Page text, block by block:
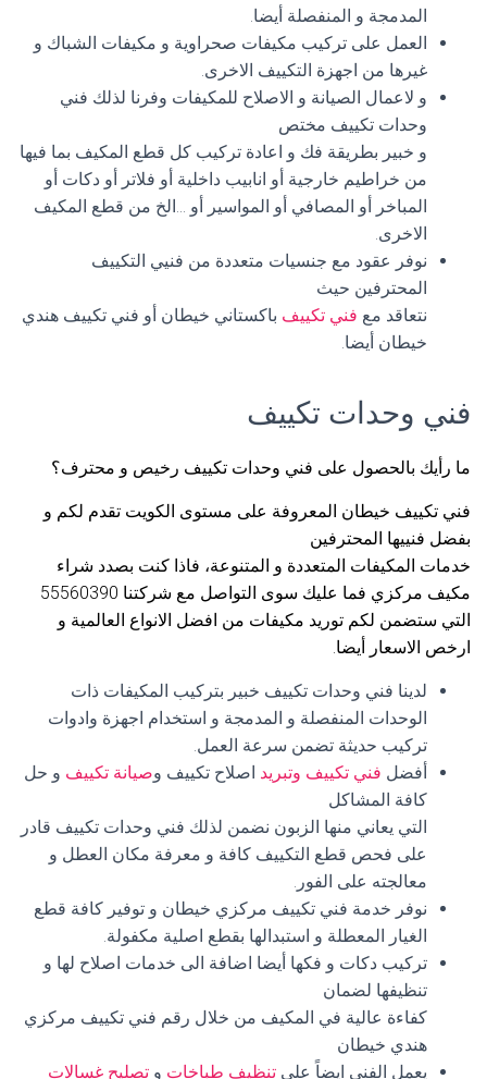
المدمجة و المنفصلة أيضا.
العمل على تركيب مكيفات صحراوية و مكيفات الشباك و
غيرها من اجهزة التكييف الاخرى.
و لاعمال الصيانة و الاصلاح للمكيفات وفرنا لذلك فني
وحدات تكييف مختص
و خبير بطريقة فك و اعادة تركيب كل قطع المكيف بما فيها
من خراطيم خارجية أو انابيب داخلية أو فلاتر أو دكات أو
المباخر أو المصافي أو المواسير أو …الخ من قطع المكيف
الاخرى.
نوفر عقود مع جنسيات متعددة من فنيي التكييف
المحترفين حيث
نتعاقد مع فني تكييف باكستاني خيطان أو فني تكييف هندي
خيطان أيضا.
فني وحدات تكييف
ما رأيك بالحصول على فني وحدات تكييف رخيص و محترف؟
فني تكييف خيطان المعروفة على مستوى الكويت تقدم لكم و
بفضل فنييها المحترفين
خدمات المكيفات المتعددة و المتنوعة، فاذا كنت بصدد شراء
مكيف مركزي فما عليك سوى التواصل مع شركتنا 55560390
التي ستضمن لكم توريد مكيفات من افضل الانواع العالمية و
ارخص الاسعار أيضا.
لدينا فني وحدات تكييف خبير بتركيب المكيفات ذات
الوحدات المنفصلة و المدمجة و استخدام اجهزة وادوات
تركيب حديثة تضمن سرعة العمل.
أفضل فني تكييف وتبريد اصلاح تكييف وصيانة تكييف و حل
كافة المشاكل
التي يعاني منها الزبون نضمن لذلك فني وحدات تكييف قادر
على فحص قطع التكييف كافة و معرفة مكان العطل و
معالجته على الفور.
نوفر خدمة فني تكييف مركزي خيطان و توفير كافة قطع
الغيار المعطلة و استبدالها بقطع اصلية مكفولة.
تركيب دكات و فكها أيضا اضافة الى خدمات اصلاح لها و
تنظيفها لضمان
كفاءة عالية في المكيف من خلال رقم فني تكييف مركزي
هندي خيطان
يعمل الفني ايضاً على تنظيف طباخات و تصليح غسالات